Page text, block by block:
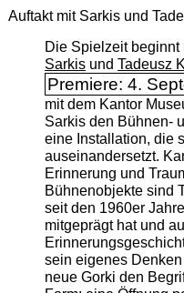
Auftakt mit Sarkis und
Die Spielzeit
Sarkisund Tadeusz
Premiere: 4.
mit dem Kantor
Sarkis den Bühnen-
eine Installation, die
auseinandersetzt.
Erinnerung und
Bühnenobjekte sind
seit den 1960er
mitgeprägt hat und
sein eigenes
neue Gorki den